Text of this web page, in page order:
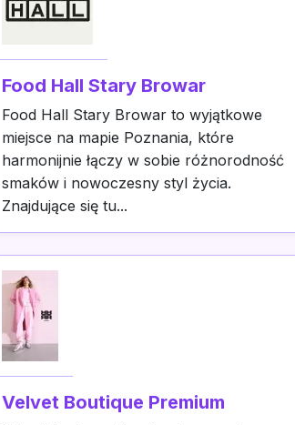
Food Hall Stary Browar
Food Hall Stary Browar to wyjątkowe
miejsce na mapie Poznania, które
harmonijnie łączy w sobie różnorodność
smaków i nowoczesny styl życia.
Znajdujące się tu...
Velvet Boutique Premium